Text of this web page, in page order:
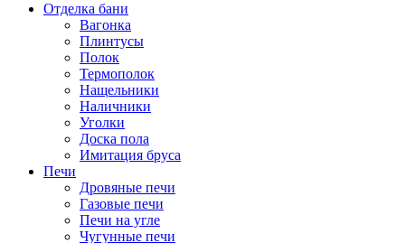
Отделка бани
Вагонка
Плинтусы
Полок
Термополок
Нащельники
Наличники
Уголки
Доска пола
Имитация бруса
Печи
Дровяные печи
Газовые печи
Печи на угле
Чугунные печи